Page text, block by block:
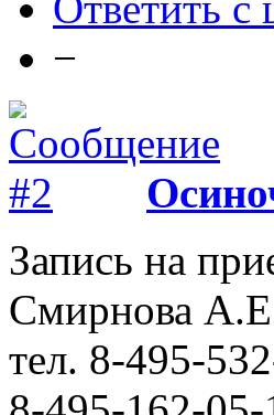
−
Запись на
Смирнова
тел. 8-495-